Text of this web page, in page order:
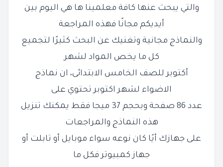
والتي يبحث عنها كافة معلمينا ها هي اليوم بين
أيديكم مجانًا فهذه المراجعة
والنماذج مجانية وتغنيك عن البحث كثيرًا لتجميع
كل ما يخص المواد لشهر
أكتوبر للصف الخامس الابتدائى، ان نماذج
الاضواء لشهر اكتوبر تحتوي على
عدد 86 صفحة وبحجم 37 ميجا فقط يمكنك تنزيل
هذه النماذج والمراجعات
على جهازك أيًا كان نوعه سواء موبايل أو تابلت أو
جهاز كمبيوتر فكل ما